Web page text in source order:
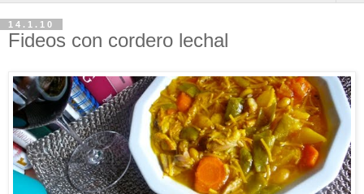
14.1.10
Fideos con cordero lechal